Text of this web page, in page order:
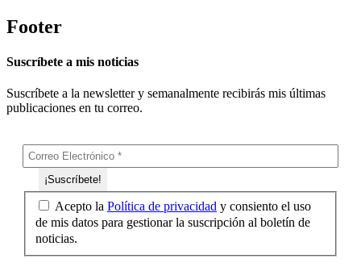
Footer
Suscríbete a mis noticias
Suscríbete a la newsletter y semanalmente recibirás mis últimas
publicaciones en tu correo.
Acepto la Política de privacidad
de mis datos para gestionar la suscripción al boletín de
noticias.